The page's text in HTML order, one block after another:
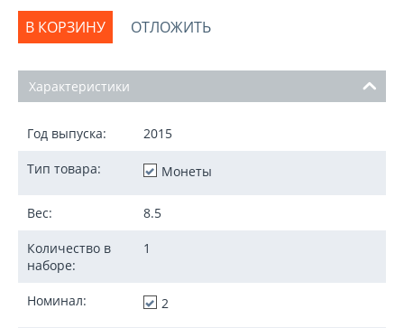
В КОРЗИНУ ОТЛОЖИТЬ
Характеристики
Год выпуска: 2015
Тип товара: Монеты
Вес: 8.5
Количество в
наборе:
1
Номинал: 2